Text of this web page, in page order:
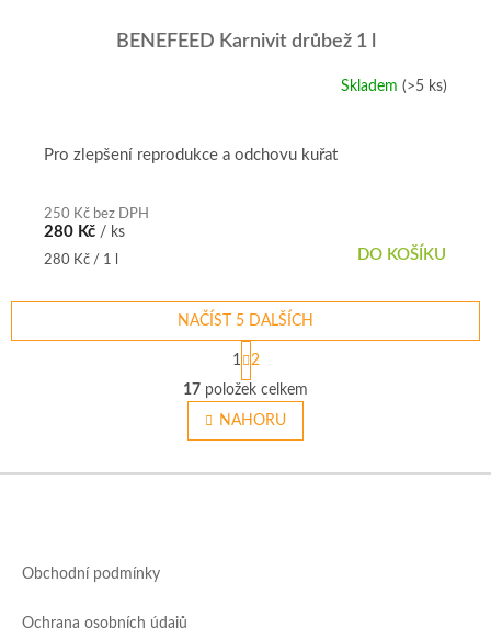
BENEFEED Karnivit drůbež 1 l
Skladem (>5 ks)
250 Kč bez DPH
280 Kč / ks
Měrná
280 Kč / 1 l DO KOŠÍKU
Pro zlepšení reprodukce a odchovu kuřat
O
v
l
á
NAČÍST 5 DALŠÍCH
S
t
r
á
n
k
v
1
2
17 položek celkem
NAHORU
Obchodní podmínky
Ochrana osobních údajů